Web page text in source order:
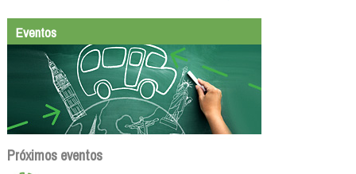
Eventos
Próximos eventos